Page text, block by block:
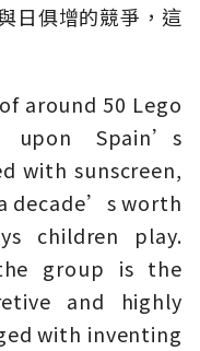
日俱增的競爭，這
around 50 Lego
upon Spain’s
with sunscreen,
decade’s worth
children play.
group is the
and highly
with inventing